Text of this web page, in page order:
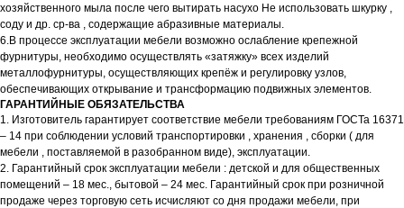
хозяйственного мыла после чего вытирать насухо Не использовать шкурку ,
соду и др. ср-ва , содержащие абразивные материалы.
6.В процессе эксплуатации мебели возможно ослабление крепежной
фурнитуры, необходимо осуществлять «затяжку» всех изделий
металлофурнитуры, осуществляющих крепёж и регулировку узлов,
обеспечивающих открывание и трансформацию подвижных элементов.
ГАРАНТИЙНЫЕ ОБЯЗАТЕЛЬСТВА
1. Изготовитель гарантирует соответствие мебели требованиям ГОСТа 16371
– 14 при соблюдении условий транспортировки , хранения , сборки ( для
мебели , поставляемой в разобранном виде), эксплуатации.
2. Гарантийный срок эксплуатации мебели : детской и для общественных
помещений – 18 мес., бытовой – 24 мес. Гарантийный срок при розничной
продаже через торговую сеть исчисляют со дня продажи мебели, при